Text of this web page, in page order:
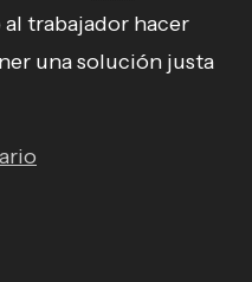
trabajador hacer
una solución justa